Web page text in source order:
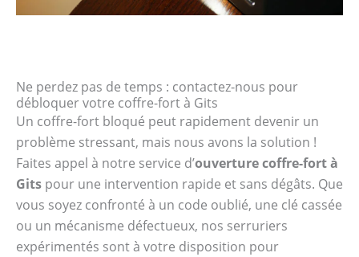
Ne perdez pas de temps : contactez-nous pour
débloquer votre coffre-fort à Gits
Un coffre-fort bloqué peut rapidement devenir un
problème stressant, mais nous avons la solution !
Faites appel à notre service d’ouverture coffre-fort à
Gits pour une intervention rapide et sans dégâts. Que
vous soyez confronté à un code oublié, une clé cassée
ou un mécanisme défectueux, nos serruriers
expérimentés sont à votre disposition pour